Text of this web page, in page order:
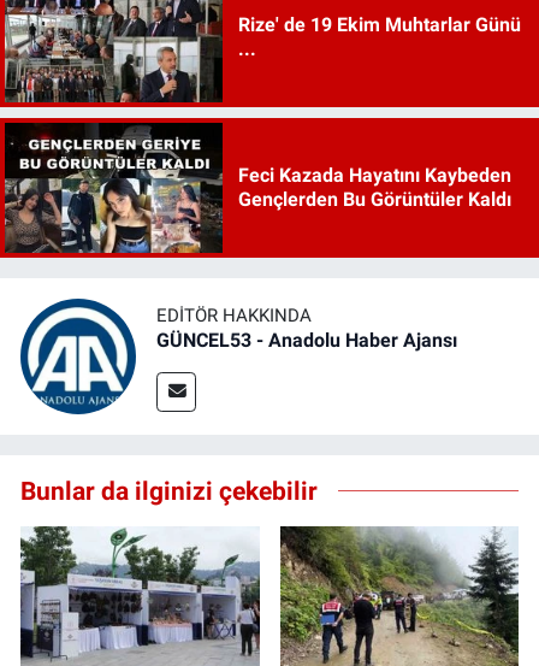
Rize' de 19 Ekim Muhtarlar Günü
...
Feci Kazada Hayatını Kaybeden
Gençlerden Bu Görüntüler Kaldı
EDITÖR HAKKINDA
GÜNCEL53 - Anadolu Haber Ajansı
Bunlar da ilginizi çekebilir